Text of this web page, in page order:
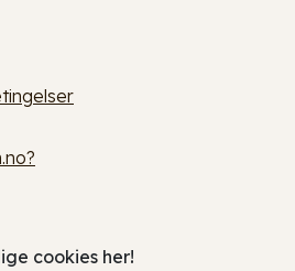
cookies her!